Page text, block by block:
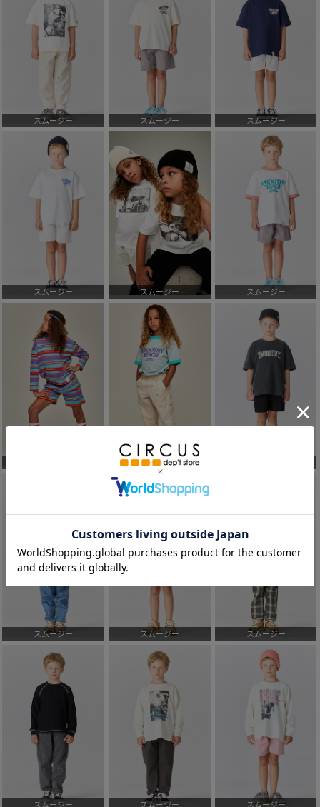
スムージー スムージー スムージー
スムージー スムージー スムージー
スムージー
スムージー スムージー スムージー
スムージー スムージー スムージー